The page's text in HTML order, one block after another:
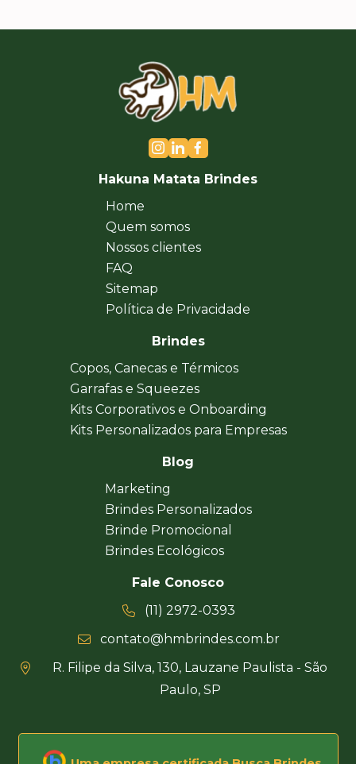
Hakuna Matata Brindes
Home
Quem somos
Nossos clientes
FAQ
Sitemap
Política de Privacidade
Brindes
Copos, Canecas e Térmicos
Garrafas e Squeezes
Kits Corporativos e Onboarding
Kits Personalizados para Empresas
Blog
Marketing
Brindes Personalizados
Brinde Promocional
Brindes Ecológicos
Fale Conosco
(11) 2972-0393
contato@hmbrindes.com.br
R. Filipe da Silva, 130, Lauzane Paulista - São
Paulo, SP